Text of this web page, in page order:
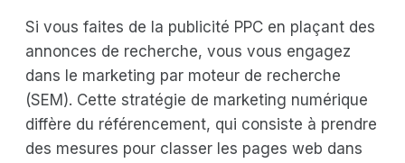
Si vous faites de la publicité PPC en plaçant des
annonces de recherche, vous vous engagez
dans le marketing par moteur de recherche
(SEM). Cette stratégie de marketing numérique
diffère du référencement, qui consiste à prendre
des mesures pour classer les pages web dans